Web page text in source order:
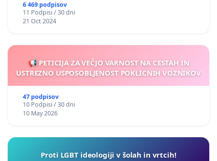
6 469 podpisov
11 Podpisi / 30 dni
21 Oct 2024
📢 PETICIJA ZA VEČJO VARNOST NA CESTAH IN
USTREZNO USPOSOBLJENOST POKLICNIH VOZNIKOV
47 podpisov
10 Podpisi / 30 dni
10 May 2026
Proti LGBT ideologiji v šolah in vrtcih!